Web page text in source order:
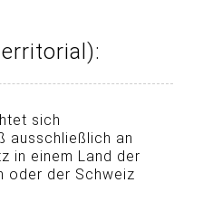
sich
ausschließlich an
in einem Land der
oder der Schweiz